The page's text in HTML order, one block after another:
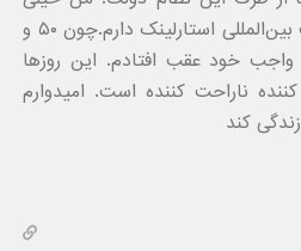
خیلی زیاد احتیاج به اینترنت بین‌المللی استارلینک دارم.چون ۵۰ و
واجب خود عقب افتادم. این روزها
ناراحت کننده است. امیدوارم
کند